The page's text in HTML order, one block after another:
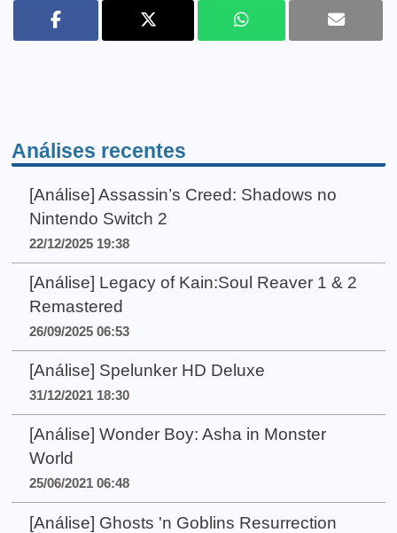
Análises recentes
[Análise] Assassin’s Creed: Shadows no
Nintendo Switch 2
22/12/2025 19:38
[Análise] Legacy of Kain:Soul Reaver 1 & 2
Remastered
26/09/2025 06:53
[Análise] Spelunker HD Deluxe
31/12/2021 18:30
[Análise] Wonder Boy: Asha in Monster
World
25/06/2021 06:48
[Análise] Ghosts 'n Goblins Resurrection